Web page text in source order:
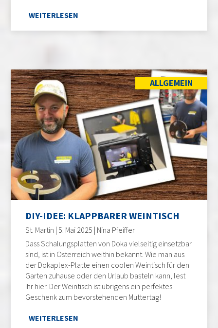
WEITERLESEN
ALLGEMEIN
DIY-IDEE: KLAPPBARER WEINTISCH
St. Martin | 5. Mai 2025 | Nina Pfeiffer
Dass Schalungsplatten von Doka vielseitig einsetzbar
sind, ist in Österreich weithin bekannt. Wie man aus
der Dokaplex-Platte einen coolen Weintisch für den
Garten zuhause oder den Urlaub basteln kann, lest
ihr hier. Der Weintisch ist übrigens ein perfektes
Geschenk zum bevorstehenden Muttertag!
WEITERLESEN